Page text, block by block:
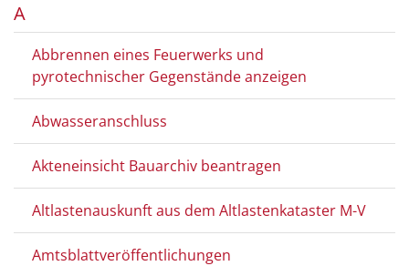
A
Abbrennen eines Feuerwerks und
pyrotechnischer Gegenstände anzeigen
Abwasseranschluss
Akteneinsicht Bauarchiv beantragen
Altlastenauskunft aus dem Altlastenkataster M-V
Amtsblattveröffentlichungen